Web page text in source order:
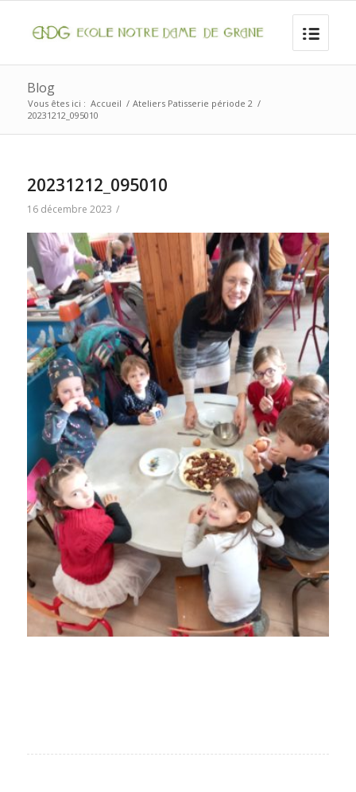
Blog
Vous êtes ici : Accueil / Ateliers Patisserie période 2 /
20231212_095010
20231212_095010
16 décembre 2023 /